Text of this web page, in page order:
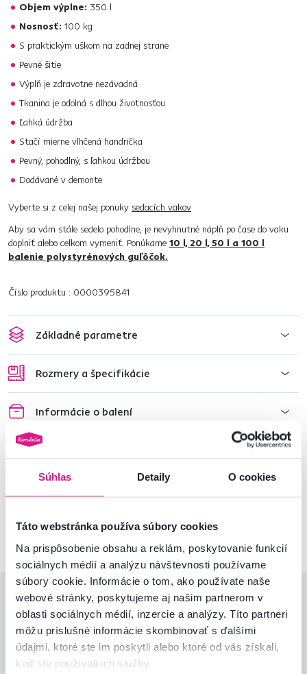
Súhlas Detaily O cookies
Táto webstránka používa súbory cookies
Na prispôsobenie obsahu a reklám, poskytovanie funkcií
sociálnych médií a analýzu návštevnosti používame
súbory cookie. Informácie o tom, ako používate naše
webové stránky, poskytujeme aj našim partnerom v
oblasti sociálnych médií, inzercie a analýzy. Títo partneri
môžu príslušné informácie skombinovať s ďalšími
údajmi, ktoré ste im poskytli alebo ktoré od vás získali,
keď ste používali ich služby.
Objem výplne: 350 l
Nosnosť: 100 kg
S praktickým uškom na zadnej strane
Pevné šitie
Výplň je zdravotne nezávadná
Tkanina je odolná s dlhou životnosťou
Ľahká údržba
Stačí mierne vlhčená handrička
Pevný, pohodlný, s ľahkou údržbou
Dodávané v demonte
Vyberte si z celej našej ponuky sedacích vakov
Aby sa vám stále sedelo pohodlne, je nevyhnutné náplň po čase do vaku
doplniť alebo celkom vymeniť. Ponúkame 10 l, 20 l, 50 l a 100 l
balenie polystyrénových guľôčok.
Číslo produktu : 0000395841
Základné parametre
Rozmery a špecifikácie
Informácie o balení
Nenašli ste požadované informácie?
Hodnotenia produktu
4,7
Jednoduchosť montáže
4,7
Kvalita výrobku
4,7
Zodpovedá očakávaniam